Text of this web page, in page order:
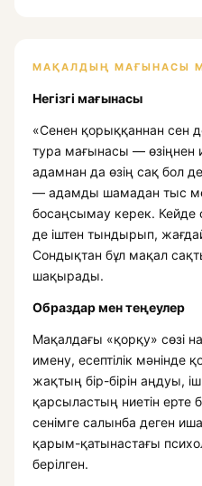
МАҚАЛДЫҢ МАҒЫНАСЫ
Негізгі мағынасы
«Сенен қорыққаннан сен
тура мағынасы — өзіңнен
адамнан да өзің сақ бол
— адамды шамадан тыс
босаңсымау керек. Кейде
де іштен тындырып,
Сондықтан бұл мақал
шақырады.
Образдар мен теңеулер
Мақалдағы «қорқу» сөзі
имену, есептілік мәнінде
жақтың бір-бірін аңдуы,
қарсыластың ниетін ерте
сенімге салынба деген
қарым-қатынастағы
берілген.